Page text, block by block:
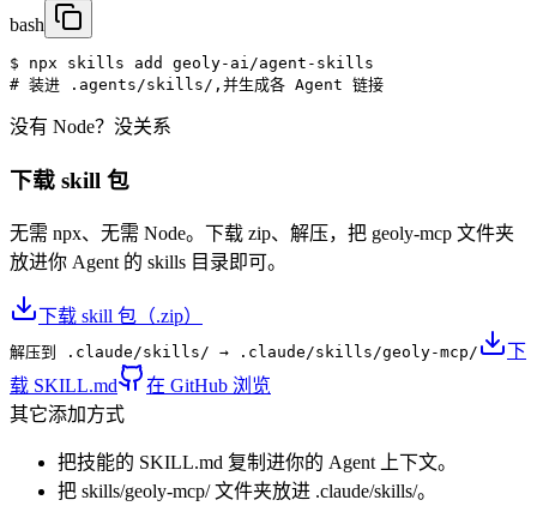
bash
$ npx skills add geoly-ai/agent-skills
# 装进 .agents/skills/,并生成各 Agent 链接
没有 Node？没关系
下载 skill 包
无需 npx、无需 Node。下载 zip、解压，把 geoly-mcp 文件夹
放进你 Agent 的 skills 目录即可。
下载 skill 包（.zip）
解压到 .claude/skills/ → .claude/skills/geoly-mcp/
下
载 SKILL.md
在 GitHub 浏览
其它添加方式
把技能的 SKILL.md 复制进你的 Agent 上下文。
把 skills/geoly-mcp/ 文件夹放进 .claude/skills/。